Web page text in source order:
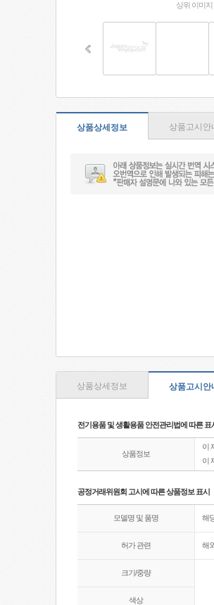
상위 이미
상품상세정보 상품고시안
상품상세정보 상품고시안
전기용품 및 생활용품 안전관리법에 따른 표
상품정보
이
이
공정거래위원회 고시에 따른 상품정보 표시
모델명 및 품명 해
허가 관련 해
크기/중량
색상